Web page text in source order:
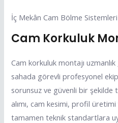
İç Mekân Cam Bölme Sistemleri
Cam Korkuluk
Cam korkuluk montajı
sahada görevli profesyonel
sorunsuz ve güvenli bir şekilde
alımı, cam kesimi, profil
tamamen teknik standartlara